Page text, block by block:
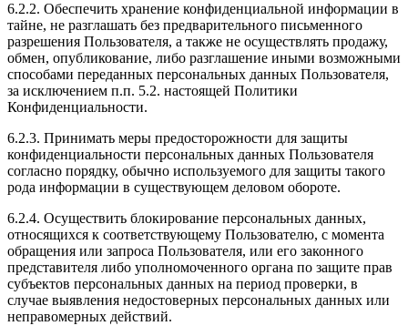
6.2.2. Обеспечить хранение конфиденциальной информации в
тайне, не разглашать без предварительного письменного
разрешения Пользователя, а также не осуществлять продажу,
обмен, опубликование, либо разглашение иными возможными
способами переданных персональных данных Пользователя,
за исключением п.п. 5.2. настоящей Политики
Конфиденциальности.
6.2.3. Принимать меры предосторожности для защиты
конфиденциальности персональных данных Пользователя
согласно порядку, обычно используемого для защиты такого
рода информации в существующем деловом обороте.
6.2.4. Осуществить блокирование персональных данных,
относящихся к соответствующему Пользователю, с момента
обращения или запроса Пользователя, или его законного
представителя либо уполномоченного органа по защите прав
субъектов персональных данных на период проверки, в
случае выявления недостоверных персональных данных или
неправомерных действий.